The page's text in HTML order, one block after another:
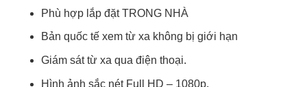
Phù hợp lắp đặt TRONG NHÀ
Bản quốc tế xem từ xa không bị giới hạn
Giám sát từ xa qua điện thoại.
Hình ảnh sắc nét Full HD – 1080p.